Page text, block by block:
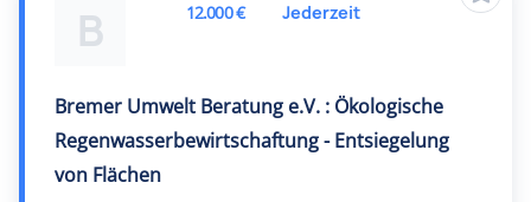
B
Bremer Umwelt Beratung e.V. : Ökologische
Regenwasserbewirtschaftung - Entsiegelung
von Flächen
12.000 € Jederzeit